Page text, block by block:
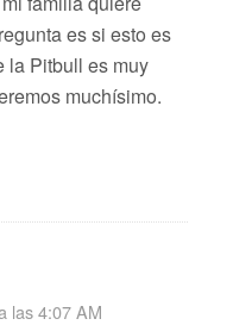
es si esto es
la Pitbull es muy
muchísimo.
las 4:07 AM